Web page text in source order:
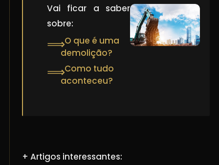
Vai ficar a saber
sobre:
⟹O que é uma
demolição?
⟹Como tudo
aconteceu?
+ Artigos interessantes: